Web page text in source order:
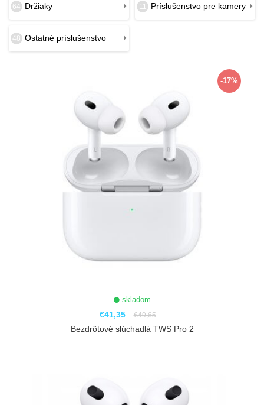
64 Držiaky 11 Príslušenstvo pre kamery
48 Ostatné príslušenstvo
-17%
skladom
€41,35 €49,65
Bezdrôtové slúchadlá TWS Pro 2